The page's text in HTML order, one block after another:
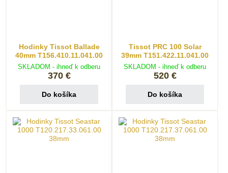
Hodinky Tissot Ballade
40mm T156.410.11.041.00
SKLADOM - ihneď k odberu
370 €
Do košíka
Tissot PRC 100 Solar
39mm T151.422.11.041.00
SKLADOM - ihneď k odberu
520 €
Do košíka